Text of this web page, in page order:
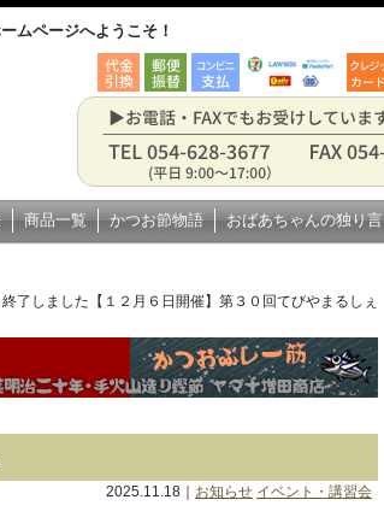
ムページへようこそ！
商品一覧 かつお節物語 おばあちゃんの独り言
終了しました【１２月６日開催】第３０回てびやまるしぇ
2025.11.18｜ お知らせ イベント・講習会